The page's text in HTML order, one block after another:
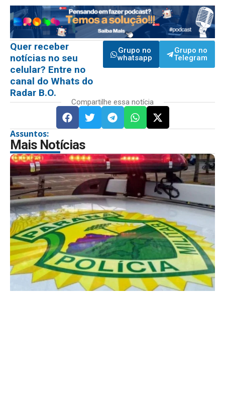
Quer receber
notícias no seu
celular? Entre no
canal do Whats do
Radar B.O.
Grupo no
whatsapp
Grupo no
Telegram
Compartilhe essa notícia
Assuntos:
Mais Notícias